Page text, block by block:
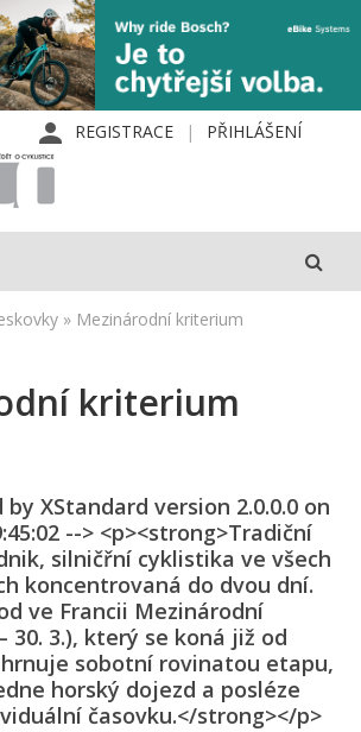
REGISTRACE PŘIHLÁŠENÍ
» Mezinárodní kriterium
kriterium
XStandard version 2.0.0.0 on
--> <p><strong>Tradiční
silničřní cyklistika ve všech
koncentrovaná do dvou dní.
ve Francii Mezinárodní
30. 3.), který se koná již od
sobotní rovinatou etapu,
horský dojezd a posléze
časovku.</strong></p>